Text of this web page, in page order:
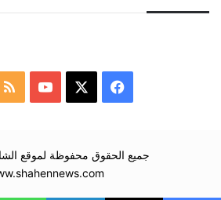
فيسبوك
جميع الحقوق محفوظة لموقع